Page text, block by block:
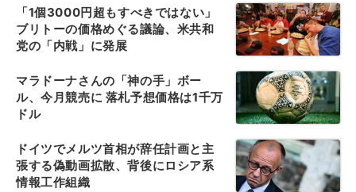
「1個3000円超もすべきではない」
ブリトーの価格めぐる議論、米共和
党の「内戦」に発展
マラドーナさんの「神の手」ボー
ル、今月競売に 落札予想価格は1千万
ドル
ドイツでメルツ首相が辞任計画と主
張する偽動画拡散、背後にロシア系
情報工作組織